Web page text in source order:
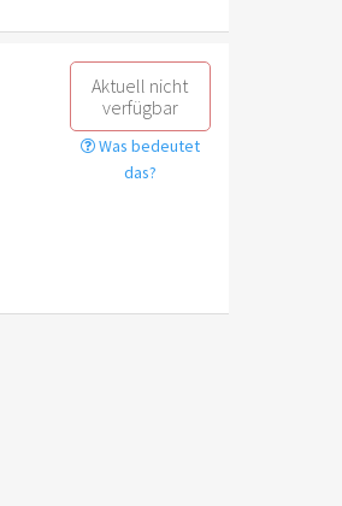
Aktuell nicht
verfügbar
Was bedeutet
das?